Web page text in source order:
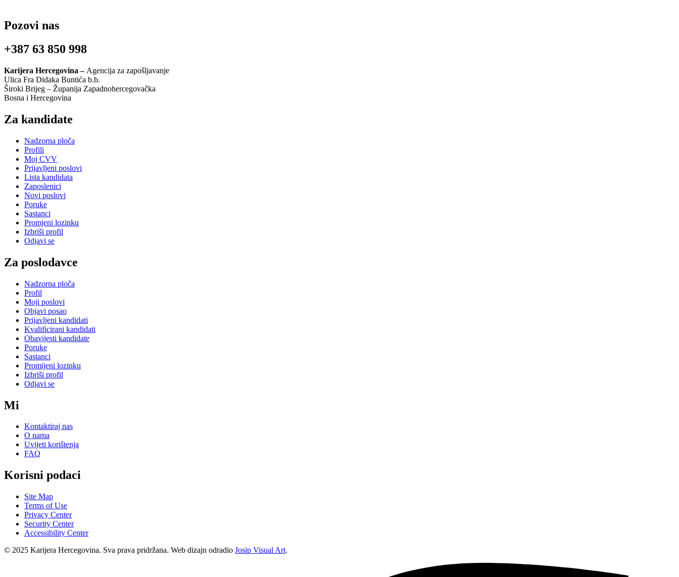
Pozovi nas
+387 63 850 998
Karijera Hercegovina – Agencija za zapošljavanje
Ulica Fra Didaka Buntića b.b.
Široki Brijeg – Županija Zapadnohercegovačka
Bosna i Hercegovina
Za kandidate
Nadzorna ploča
Profili
Moj CVV
Prijavljeni poslovi
Lista kandidata
Zaposlenici
Novi poslovi
Poruke
Sastanci
Promjeni lozinku
Izbriši profil
Odjavi se
Za poslodavce
Nadzorna ploča
Profil
Moji poslovi
Objavi posao
Prijavljeni kandidati
Kvalificirani kandidati
Obavijesti kandidate
Poruke
Sastanci
Promijeni lozinku
Izbriši profil
Odjavi se
Mi
Kontaktiraj nas
O nama
Uvijeti korištenja
FAQ
Korisni podaci
Site Map
Terms of Use
Privacy Center
Security Center
Accessibility Center
© 2025 Karijera Hercegovina. Sva prava pridržana. Web dizajn odradio Josip Visual Art.